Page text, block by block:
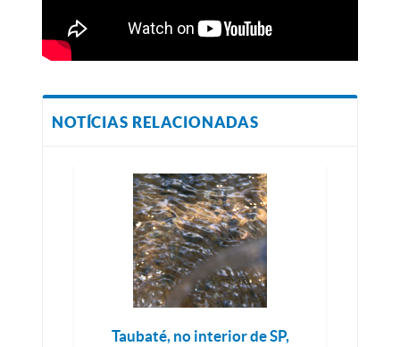
NOTÍCIAS RELACIONADAS
Taubaté, no interior de SP,